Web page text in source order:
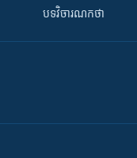
បទវិចារណកថា